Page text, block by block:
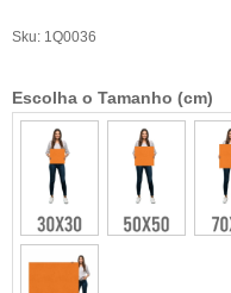
Sku: 1Q0036
Escolha o Tamanho (cm)